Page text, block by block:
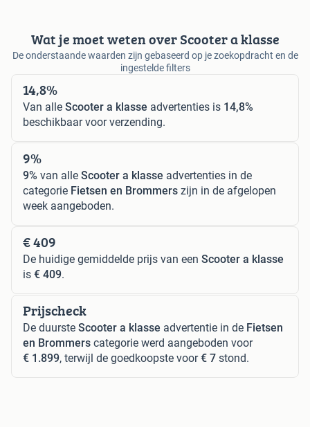
Wat je moet weten over Scooter a klasse
De onderstaande waarden zijn gebaseerd op je zoekopdracht en de
ingestelde filters
14,8%
Van alle Scooter a klasse advertenties is 14,8%
beschikbaar voor verzending.
9%
9% van alle Scooter a klasse advertenties in de
categorie Fietsen en Brommers zijn in de afgelopen
week aangeboden.
€ 409
De huidige gemiddelde prijs van een Scooter a klasse
is € 409.
Prijscheck
De duurste Scooter a klasse advertentie in de Fietsen
en Brommers categorie werd aangeboden voor
€ 1.899, terwijl de goedkoopste voor€ 7 stond.